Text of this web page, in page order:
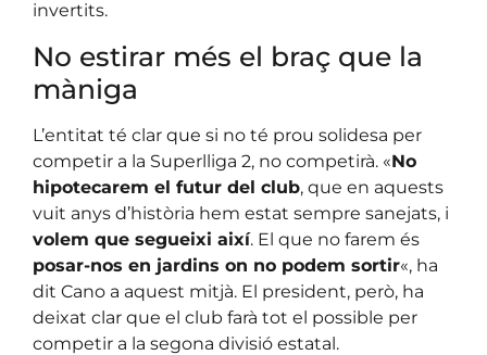
invertits.
No estirar més el braç que la
màniga
L’entitat té clar que si no té prou solidesa per
competir a la Superlliga 2, no competirà. «No
hipotecarem el futur del club, que en aquests
vuit anys d’història hem estat sempre sanejats, i
volem que segueixi així. El que no farem és
posar-nos en jardins on no podem sortir«, ha
dit Cano a aquest mitjà. El president, però, ha
deixat clar que el club farà tot el possible per
competir a la segona divisió estatal.